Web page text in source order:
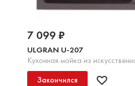
ULGRAN U-207
Кухонная мойка из
7 099 ₽
Закончился